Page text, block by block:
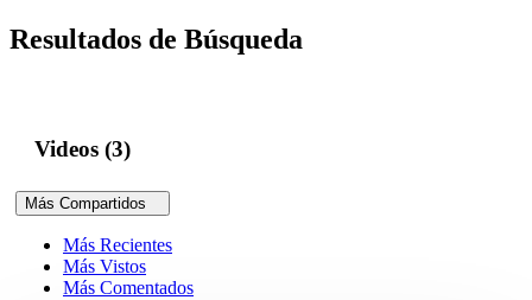
Resultados de Búsqueda
Videos (3)
Más Compartidos
Más Recientes
Más Vistos
Más Comentados